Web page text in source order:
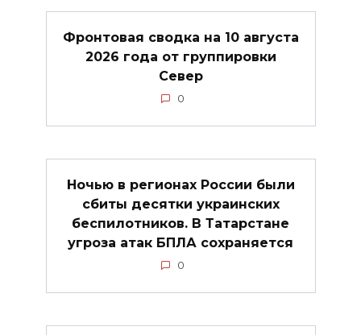
Фронтовая сводка на 10 августа
2026 года от группировки
Север
0
Ночью в регионах России были
сбиты десятки украинских
беспилотников. В Татарстане
угроза атак БПЛА сохраняется
0